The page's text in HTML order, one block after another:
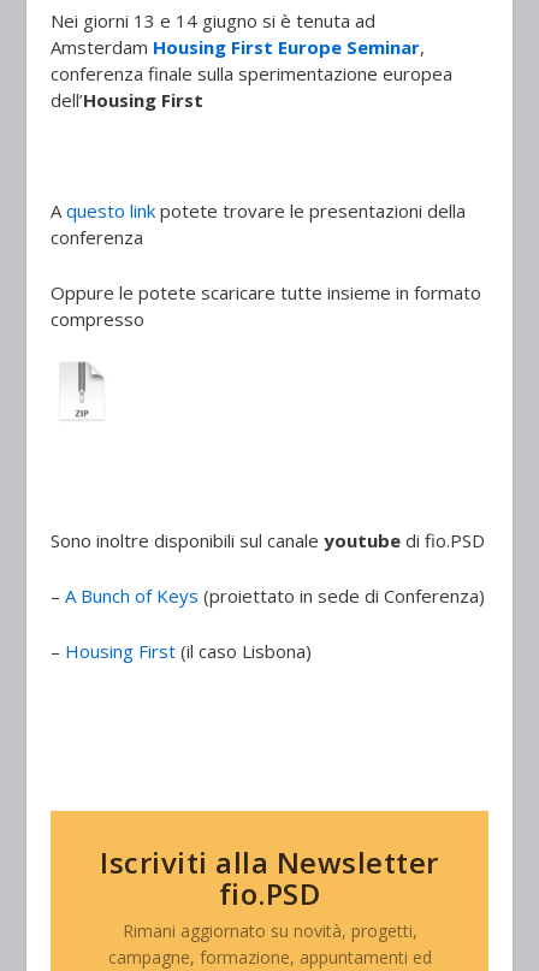
Nei giorni 13 e 14 giugno si è tenuta ad
Amsterdam Housing First Europe Seminar,
conferenza finale sulla sperimentazione europea
dell’Housing First
Aquesto link potete trovare le presentazioni della
conferenza
Oppure le potete scaricare tutte insieme in formato
compresso
Sono inoltre disponibili sul canaleyoutube di fio.PSD
–A Bunch of Keys (proiettato in sede di Conferenza)
– Housing First (il caso Lisbona)
Iscriviti alla Newsletter
fio.PSD
Rimani aggiornato su novità, progetti,
campagne, formazione, appuntamenti ed